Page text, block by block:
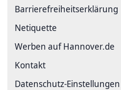
Barriere­freiheits­erklärung
Netiquette
Werben auf Hannover.de
Kontakt
Datenschutz-Einstellungen